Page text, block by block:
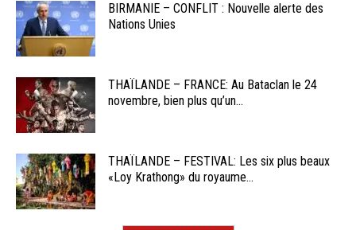
BIRMANIE – CONFLIT : Nouvelle alerte des
Nations Unies
THAÏLANDE – FRANCE: Au Bataclan le 24
novembre, bien plus qu’un...
THAÏLANDE – FESTIVAL: Les six plus beaux
«Loy Krathong» du royaume...